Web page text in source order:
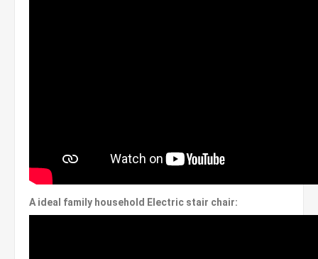
A ideal family household Electric stair chair: